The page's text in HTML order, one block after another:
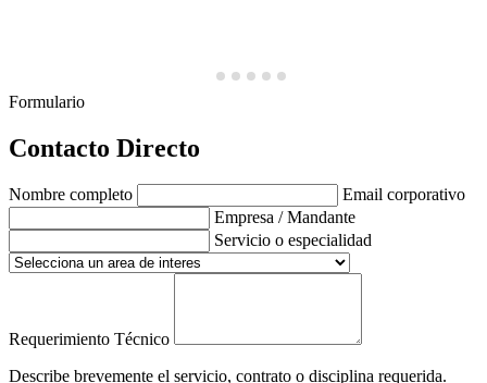
Formulario
Contacto Directo
Nombre completo
Email corporativo
Empresa / Mandante
Servicio o especialidad
Requerimiento Técnico
Describe brevemente el servicio, contrato o disciplina requerida.